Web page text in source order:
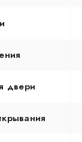
двери